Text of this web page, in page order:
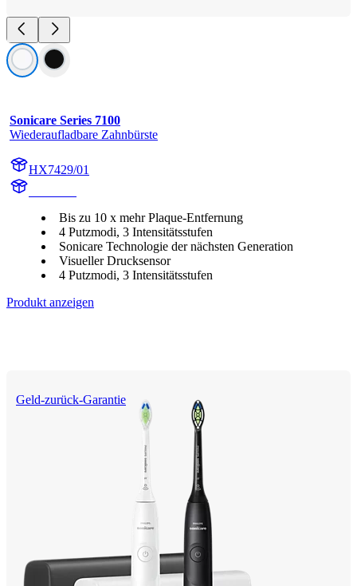
Sonicare Series 7100
Wiederaufladbare Zahnbürste
HX7429/01
Bis zu 10 x mehr Plaque-Entfernung
4 Putzmodi, 3 Intensitätsstufen
Sonicare Technologie der nächsten Generation
Visueller Drucksensor
4 Putzmodi, 3 Intensitätsstufen
Produkt anzeigen
Geld-zurück-Garantie